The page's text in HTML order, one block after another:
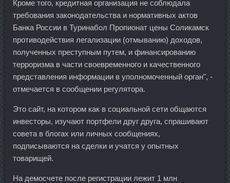
Кроме того, кредитная организация не соблюдала
требования законодательства и нормативных актов
Банка России в Туринабол Пропионат цены Соликамск
противодействия легализации (отмыванию) доходов,
полученных преступным путем, и финансированию
терроризма в части своевременного и качественного
представления информации в уполномоченный орган", -
отмечается в сообщении регулятора.
Это сайт, на котором как в социальной сети общаются
инвесторы, изучают портфели друг друга, спрашивают
совета в блогах или личных сообщениях,
подписываются на сделки и учатся у опытных
товарищей.
На демосчете после регистрации лежит 1 млн